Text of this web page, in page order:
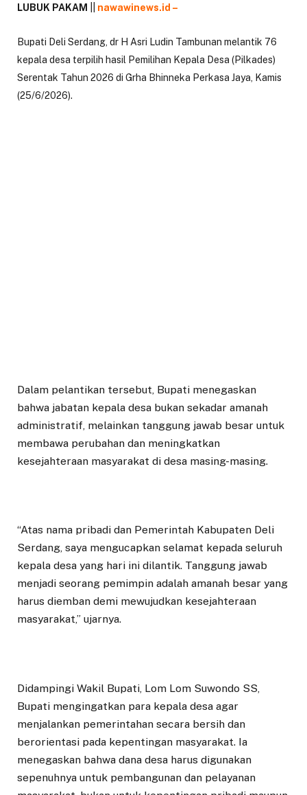
LUBUK PAKAM nawawinews.id –
Bupati Deli Serdang, dr H Asri Ludin Tambunan melantik 76
kepala desa terpilih hasil Pemilihan Kepala Desa (Pilkades)
Serentak Tahun 2026 di Grha Bhinneka Perkasa Jaya, Kamis
(25/6/2026).
Dalam pelantikan tersebut, Bupati menegaskan
bahwa jabatan kepala desa bukan sekadar amanah
administratif, melainkan tanggung jawab besar untuk
membawa perubahan dan meningkatkan
kesejahteraan masyarakat di desa masing-masing.
“Atas nama pribadi dan Pemerintah Kabupaten Deli
Serdang, saya mengucapkan selamat kepada seluruh
kepala desa yang hari ini dilantik. Tanggung jawab
menjadi seorang pemimpin adalah amanah besar yang
harus diemban demi mewujudkan kesejahteraan
masyarakat,” ujarnya.
Didampingi Wakil Bupati, Lom Lom Suwondo SS,
Bupati mengingatkan para kepala desa agar
menjalankan pemerintahan secara bersih dan
berorientasi pada kepentingan masyarakat. Ia
menegaskan bahwa dana desa harus digunakan
sepenuhnya untuk pembangunan dan pelayanan